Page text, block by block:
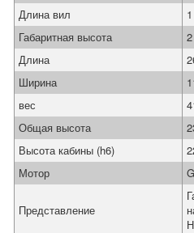
Длина вил
Габаритная высота
Длина
Ширина
вес
Общая высота
Высота кабины (h6)
Мотор
Представление